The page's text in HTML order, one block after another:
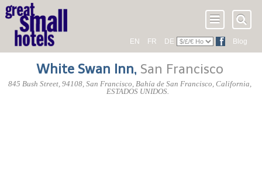
EN FR DE Blog
White Swan Inn, San Francisco
845 Bush Street, 94108, San Francisco, Bahía de San Francisco, California,
ESTADOS UNIDOS.